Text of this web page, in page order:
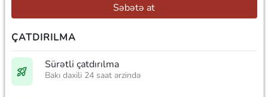
Səbətə at
ÇATDIRILMA
Sürətli çatdırılma
Bakı daxili 24 saat ərzində